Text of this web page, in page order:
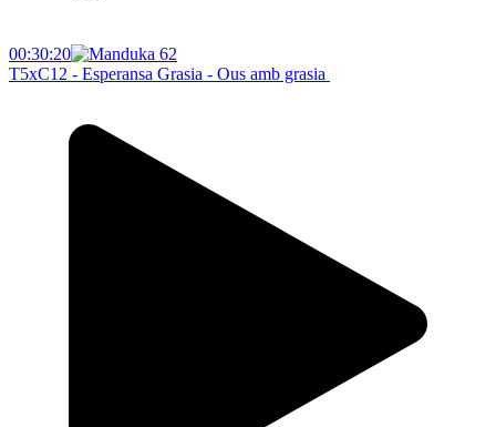
00:30:20
T5xC12 - Esperansa Grasia - Ous amb grasia